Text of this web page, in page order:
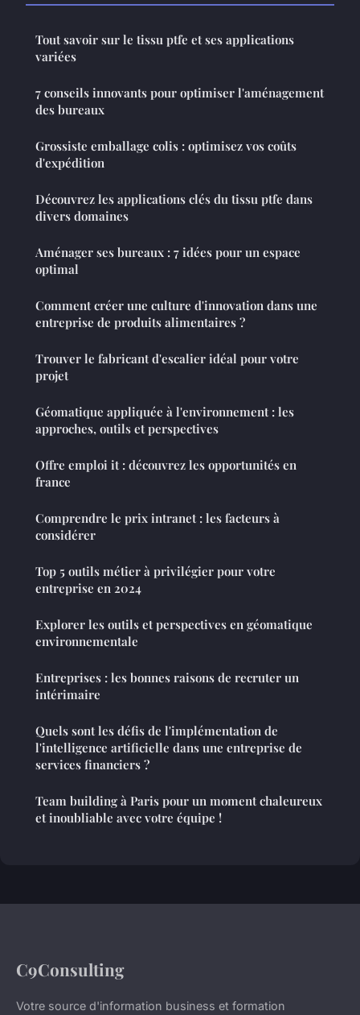
Tout savoir sur le tissu ptfe et ses applications
variées
7 conseils innovants pour optimiser l'aménagement
des bureaux
Grossiste emballage colis : optimisez vos coûts
d'expédition
Découvrez les applications clés du tissu ptfe dans
divers domaines
Aménager ses bureaux : 7 idées pour un espace
optimal
Comment créer une culture d'innovation dans une
entreprise de produits alimentaires ?
Trouver le fabricant d'escalier idéal pour votre
projet
Géomatique appliquée à l'environnement : les
approches, outils et perspectives
Offre emploi it : découvrez les opportunités en
france
Comprendre le prix intranet : les facteurs à
considérer
Top 5 outils métier à privilégier pour votre
entreprise en 2024
Explorer les outils et perspectives en géomatique
environnementale
Entreprises : les bonnes raisons de recruter un
intérimaire
Quels sont les défis de l'implémentation de
l'intelligence artificielle dans une entreprise de
services financiers ?
Team building à Paris pour un moment chaleureux
et inoubliable avec votre équipe !
C9Consulting
Votre source d'information business et formation